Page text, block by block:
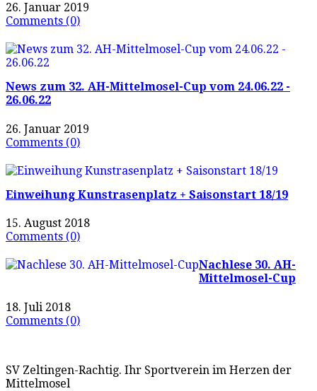
26. Januar 2019
Comments (0)
News zum 32. AH-Mittelmosel-Cup vom 24.06.22 -
26.06.22
26. Januar 2019
Comments (0)
Einweihung Kunstrasenplatz + Saisonstart 18/19
15. August 2018
Comments (0)
Nachlese 30. AH-
Mittelmosel-Cup
18. Juli 2018
Comments (0)
SV Zeltingen-Rachtig. Ihr Sportverein im Herzen der
Mittelmosel